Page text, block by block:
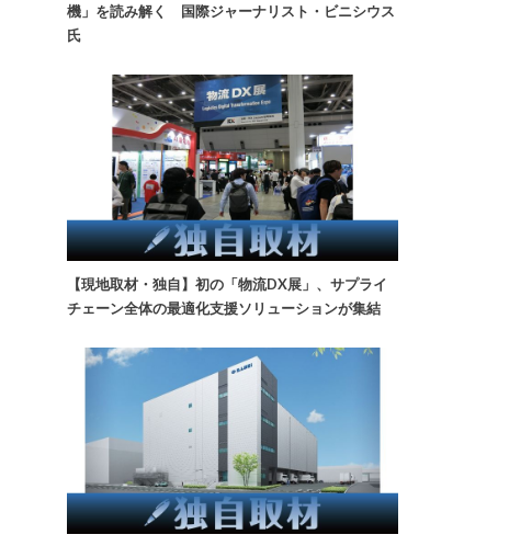
機」を読み解く 国際ジャーナリスト・ビニシウス
氏
【現地取材・独自】初の「物流DX展」、サプライ
チェーン全体の最適化支援ソリューションが集結